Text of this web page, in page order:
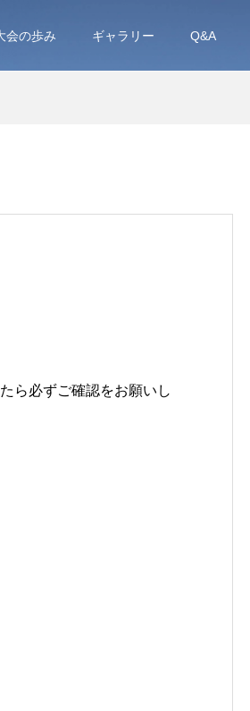
会の歩み ギャラリー Q&A
ら必ずご確認をお願いし